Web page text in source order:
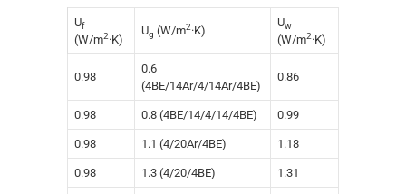
Uf
(W/m2·K)
Ug (W/m2·K)
Uw
(W/m2·K)
0.98
0.6
(4BE/14Ar/4/14Ar/4BE)
0.86
0.98 0.8 (4BE/14/4/14/4BE) 0.99
0.98 1.1 (4/20Ar/4BE) 1.18
0.98 1.3 (4/20/4BE) 1.31